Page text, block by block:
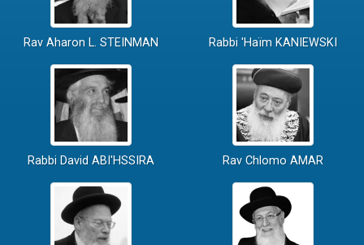
Rav Aharon L. STEINMAN Rabbi 'Haïm KANIEWSKI
Rabbi David ABI'HSSIRA Rav Chlomo AMAR